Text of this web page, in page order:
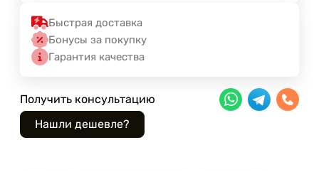
Быстрая доставка
Бонусы за покупку
Гарантия качества
Получить консультацию